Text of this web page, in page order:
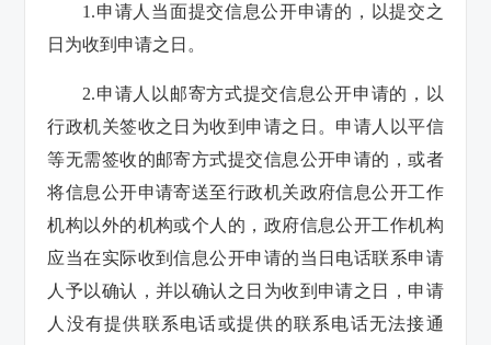
1.申请人当面提交信息公开申请的，以提交之
日为收到申请之日。
2.申请人以邮寄方式提交信息公开申请的，以
行政机关签收之日为收到申请之日。申请人以平信
等无需签收的邮寄方式提交信息公开申请的，或者
将信息公开申请寄送至行政机关政府信息公开工作
机构以外的机构或个人的，政府信息公开工作机构
应当在实际收到信息公开申请的当日电话联系申请
人予以确认，并以确认之日为收到申请之日，申请
人没有提供联系电话或提供的联系电话无法接通